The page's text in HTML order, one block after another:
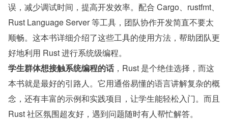
误，减少调试时间，提高开发效率。配合 Cargo、rustfmt、
Rust Language Server 等工具，团队协作开发简直不要太
顺畅。这本书详细介绍了这些工具的使用方法，帮助团队更
好地利用 Rust 进行系统级编程。
学生群体想接触系统编程的话，Rust 是个绝佳选择，而这
本书就是最好的引路人。它用通俗易懂的语言讲解复杂的概
念，还有丰富的示例和实践项目，让学生能轻松入门。而且
Rust 社区氛围超友好，遇到问题随时有人帮忙解答。